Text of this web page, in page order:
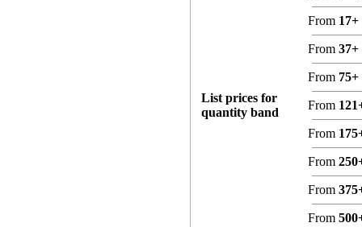
List prices for
quantity band
From 17+
From 37+
From 75+
From
From
From
From
From